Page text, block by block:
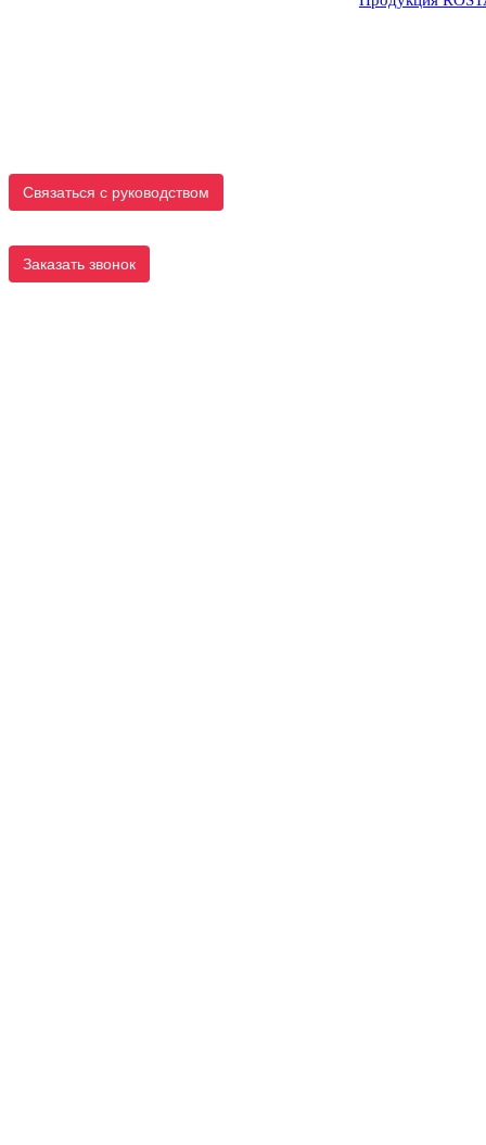
Связаться с руководством
Заказать звонок